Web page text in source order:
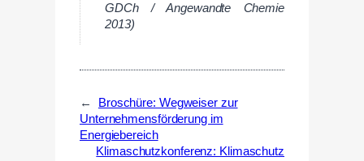
GDCh / Angewandte Chemie
2013)
←
Broschüre: Wegweiser zur
Unternehmensförderung im
Energiebereich
Klimaschutzkonferenz: Klimaschutz